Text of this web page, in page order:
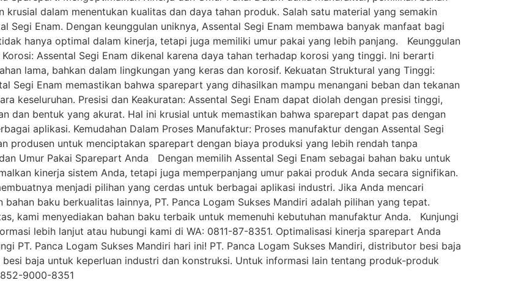
dalam menentukan kualitas dan daya tahan produk. Salah satu material yang semakin
Segi Enam. Dengan keunggulan uniknya, Assental Segi Enam membawa banyak manfaat bagi
hanya optimal dalam kinerja, tetapi juga memiliki umur pakai yang lebih panjang. Keunggulan
Assental Segi Enam dikenal karena daya tahan terhadap korosi yang tinggi. Ini berarti
lama, bahkan dalam lingkungan yang keras dan korosif. Kekuatan Struktural yang Tinggi:
Segi Enam memastikan bahwa sparepart yang dihasilkan mampu menangani beban dan tekanan
keseluruhan. Presisi dan Keakuratan: Assental Segi Enam dapat diolah dengan presisi tinggi,
dan bentuk yang akurat. Hal ini krusial untuk memastikan bahwa sparepart dapat pas dengan
aplikasi. Kemudahan Dalam Proses Manufaktur: Proses manufaktur dengan Assental Segi
produsen untuk menciptakan sparepart dengan biaya produksi yang lebih rendah tanpa
Umur Pakai Sparepart Anda Dengan memilih Assental Segi Enam sebagai bahan baku untuk
kinerja sistem Anda, tetapi juga memperpanjang umur pakai produk Anda secara signifikan.
menjadi pilihan yang cerdas untuk berbagai aplikasi industri. Jika Anda mencari
baku berkualitas lainnya, PT. Panca Logam Sukses Mandiri adalah pilihan yang tepat.
kami menyediakan bahan baku terbaik untuk memenuhi kebutuhan manufaktur Anda. Kunjungi
lebih lanjut atau hubungi kami di WA: 0811-87-8351. Optimalisasi kinerja sparepart Anda
PT. Panca Logam Sukses Mandiri hari ini! PT. Panca Logam Sukses Mandiri, distributor besi baja
baja untuk keperluan industri dan konstruksi. Untuk informasi lain tentang produk-produk
9000-8351